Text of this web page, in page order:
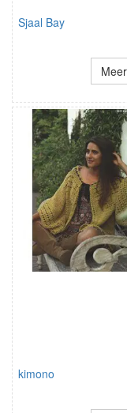
Sjaal Bay
kimono